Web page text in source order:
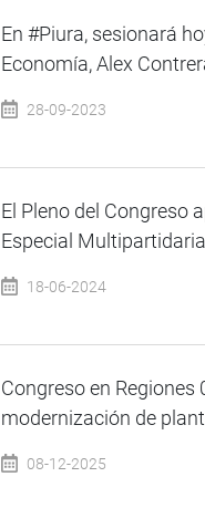
En #Piura, sesionará
Economía, Alex
28-09-2023
El Pleno del Congreso
Especial
18-06-2024
Congreso en
modernización de
08-12-2025